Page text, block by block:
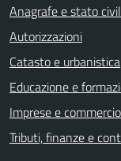
Anagrafe e stato
Autorizzazioni
Catasto e urbanistica
Educazione e
Imprese e commercio
Tributi, finanze e